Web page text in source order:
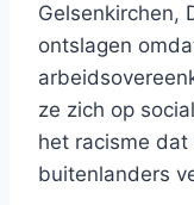
Gelsenkirchen,
ontslagen
ze zich op
het racisme
buitenlanders